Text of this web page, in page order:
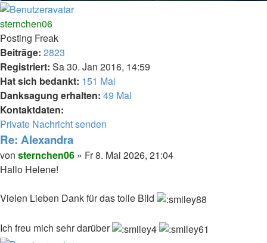
Nach
oben
sternchen06
Posting Freak
Beiträge: 2823
Registriert: Sa 30. Jan 2016, 14:59
Hat sich bedankt: 151 Mal
Danksagung erhalten: 49 Mal
Kontaktdaten:
Kontaktdaten
von
sternchen06
Private Nachricht senden
Re: Alexandra
Melden
Zitieren
Beitrag
von sternchen06 » Fr 8. Mai 2026, 21:04
Hallo Helene!
Vielen Lieben Dank für das tolle Bild
Ich freu mich sehr darüber